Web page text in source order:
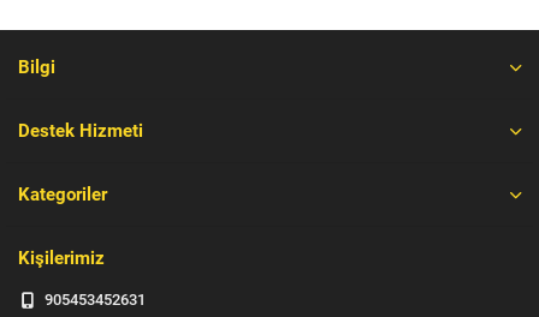
Bilgi
Destek Hizmeti
Kategoriler
Kişilerimiz
905453452631